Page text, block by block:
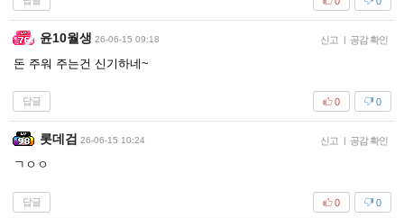
윤10월생 26-06-15 09:18 신고 | 공감 확인
돈 주워 주는건 신기하네~
답글 0
0
롯데검 26-06-15 10:24 신고 | 공감 확인
ㄱㅇㅇ
답글 0
0